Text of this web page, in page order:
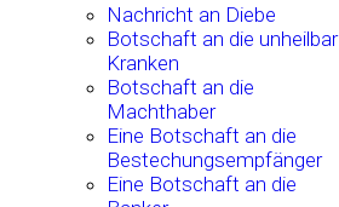
Nachricht an Diebe
Botschaft an die unheilbar
Kranken
Botschaft an die
Machthaber
Eine Botschaft an die
Bestechungsempfänger
Eine Botschaft an die